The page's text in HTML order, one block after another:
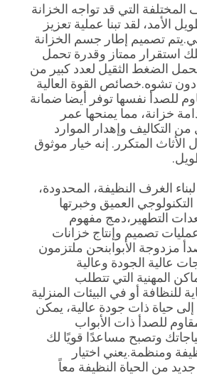
المختلفة التي قد تواجه الخزانة
الأمد، لقد تبنا عملية تعزيز
تصميم إطار جسم الخزانة
استقرار ممتاز وقدرة تحمل
الضغط الثقيل لعدد كبير من
تشوه.خصائص القوة العالية
للصدأ نفسها توفر أيضا ضمانة
خزانة، مما يمنحها عمر
التكاليف وإهدار الموارد
الأثاث المتكرر. إنه خيار موثوق
الغرف النظيفة، المحدودة،
العميق وخبرتها
التطهير،دمج مفهوم
تصميم وإنتاج خزانات
مزدوجة الأبوابنحن ملتزمون
عالية الجودة وعالية
المهنية التي تتطلب
للنظافة أو في البيئات المنزلية
حياة ذات جودة عالية، يمكن
للصدأ ذات الأبواب
وتصبح مساعدًا قويًا لك
ومنظمة.يعني اختيار
من الحياة النظيفة معاً